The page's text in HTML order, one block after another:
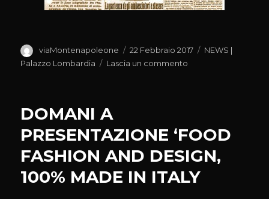
Autore
viaMontenapoleone
Pubblicato
il
22 Febbraio 2017 Categorie
NEWS |
Palazzo Lombardia
Lascia un commento
GUERRA
DOMANI A
PRESENTAZIONE ‘FOOD
FASHION AND DESIGN,
100% MADE IN ITALY